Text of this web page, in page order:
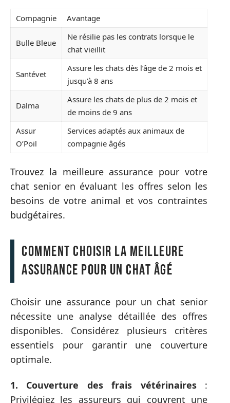
Compagnie Avantage
Bulle Bleue
Ne résilie pas les contrats lorsque le
chat vieillit
Santévet
Assure les chats dès l’âge de 2 mois et
jusqu’à 8 ans
Dalma
Assure les chats de plus de 2 mois et
de moins de 9 ans
Assur
O’Poil
Services adaptés aux animaux de
compagnie âgés
Trouvez la meilleure assurance pour votre
chat senior en évaluant les offres selon les
besoins de votre animal et vos contraintes
budgétaires.
Comment choisir la meilleure
assurance pour un chat âgé
Choisir une assurance pour un chat senior
nécessite une analyse détaillée des offres
disponibles. Considérez plusieurs critères
essentiels pour garantir une couverture
optimale.
1. Couverture des frais vétérinaires:
Privilégiez les assureurs qui couvrent une